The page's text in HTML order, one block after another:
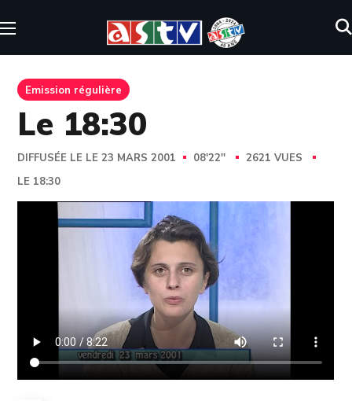
Emission régulière
Le 18:30
DIFFUSÉE LE LE 23 MARS 2001 08'22''
2621 VUES
LE 18:30